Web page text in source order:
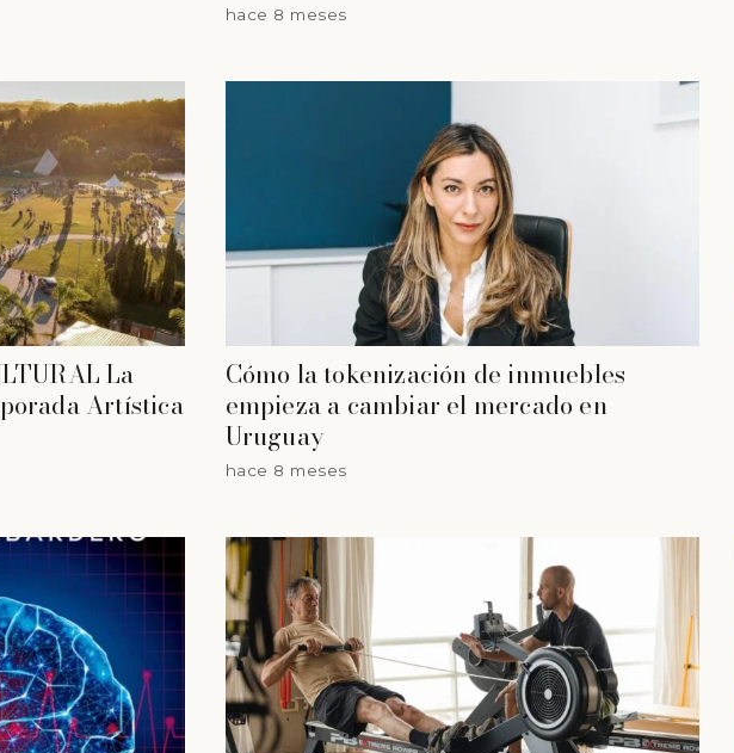
hace 8 meses
La
Artística
Cómo la tokenización de inmuebles
empieza a cambiar el mercado en
Uruguay
hace 8 meses